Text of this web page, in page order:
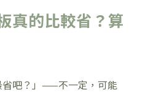
真的比較省？算
省吧？」——不一定，可能